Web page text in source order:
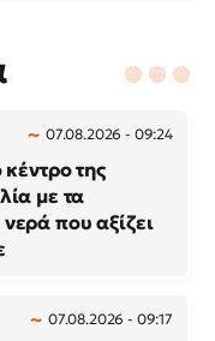
07.08.2026 - 09:24
της
με τα
που αξίζει
07.08.2026 - 09:17